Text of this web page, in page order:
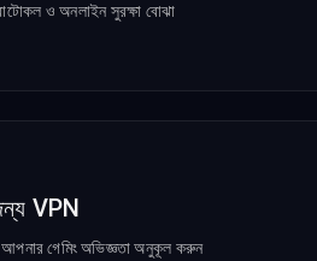
ও অনলাইন সুরক্ষা বোঝা
VPN
আপনার গেমিং অভিজ্ঞতা অনুকূল করুন